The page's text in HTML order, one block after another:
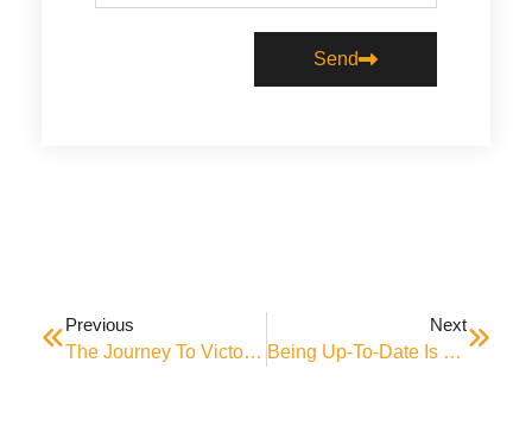
Send
Previous
The Journey To Victory Is Most Important.
Next
Being Up-To-Date Is Of Importance To Success.